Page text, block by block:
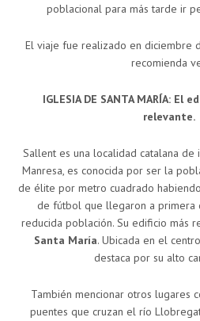
poblacional para más tarde ir
El viaje fue realizado en diciembre
recomienda
IGLESIA DE SANTA MARÍA: El
relevante.
Sallent es una localidad catalana de
Manresa, es conocida por ser la
de élite por metro cuadrado
de fútbol que llegaron a primera
reducida población. Su edificio más
Santa María. Ubicada en el
destaca por su alto
También mencionar otros lugares
puentes que cruzan el río